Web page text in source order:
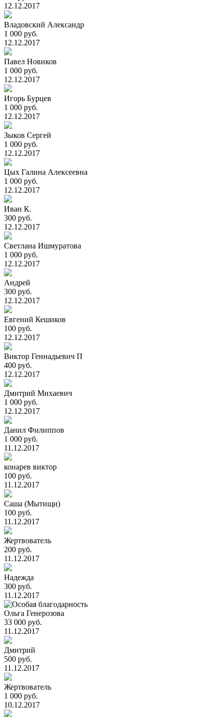
12.12.2017
Владовский Александр
1 000 руб.
12.12.2017
Павел Новиков
1 000 руб.
12.12.2017
Игорь Бурцев
1 000 руб.
12.12.2017
Зыков Сергей
1 000 руб.
12.12.2017
Цых Галина Алексеевна
1 000 руб.
12.12.2017
Иван К.
300 руб.
12.12.2017
Светлана Ишмуратова
1 000 руб.
12.12.2017
Андрей
300 руб.
12.12.2017
Евгений Кешиков
100 руб.
12.12.2017
Виктор Геннадьевич П
400 руб.
12.12.2017
Дмитрий Михаевич
1 000 руб.
12.12.2017
Данил Филиппов
1 000 руб.
11.12.2017
конарев виктор
100 руб.
11.12.2017
Саша (Мытищи)
100 руб.
11.12.2017
Жертвователь
200 руб.
11.12.2017
Надежда
300 руб.
11.12.2017
Ольга Генерозова
33 000 руб.
11.12.2017
Дмитрий
500 руб.
11.12.2017
Жертвователь
1 000 руб.
10.12.2017